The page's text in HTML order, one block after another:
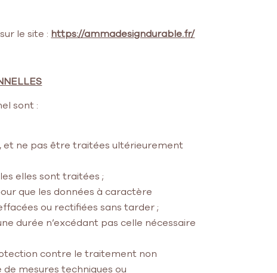
le site : https://ammadesigndurable.fr/
sont :
et ne pas être traitées ultérieurement
elles sont traitées ;
que les données à caractère
ou rectifiées sans tarder ;
durée n’excédant pas celle nécessaire
contre le traitement non
mesures techniques ou